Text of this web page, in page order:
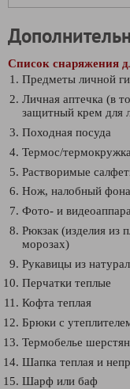
Список снаряжения
Предметы личной
Личная аптечка (в
защитный крем для
Походная посуда
Термос/термокружка
Растворимые
Нож, налобный
Фото- и
Рюкзак (изделия из
морозах)
Рукавицы из
Перчатки теплые
Кофта теплая
Брюки с
Термобелье
Шапка теплая и
Шарф или баф